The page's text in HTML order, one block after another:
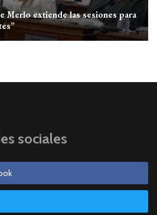
Merlo extiende las sesiones para
sociales